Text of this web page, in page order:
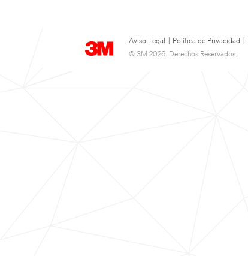
Aviso Legal Política de Privacidad
© 3M 2026. Derechos Reservados.